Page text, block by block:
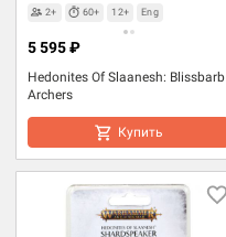
2+ 60+ 12+ Eng
Hedonites Of Slaanesh: Blissbarb
Archers
5 595 ₽
Купить